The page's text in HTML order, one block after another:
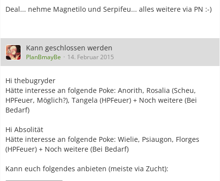
Deal... nehme Magnetilo und Serpifeu... alles weitere via PN :-)
Kann geschlossen werden
PlanBmayBe 14. Februar 2015
Hi thebugryder
Hätte interesse an folgende Poke: Anorith, Rosalia (Scheu,
HPFeuer, Möglich?), Tangela (HPFeuer) + Noch weitere (Bei
Bedarf)
Hi Absolität
Hätte interesse an folgende Poke: Wielie, Psiaugon, Florges
(HPFeuer) + Noch weitere (Bei Bedarf)
Kann euch folgendes anbieten (meiste via Zucht):